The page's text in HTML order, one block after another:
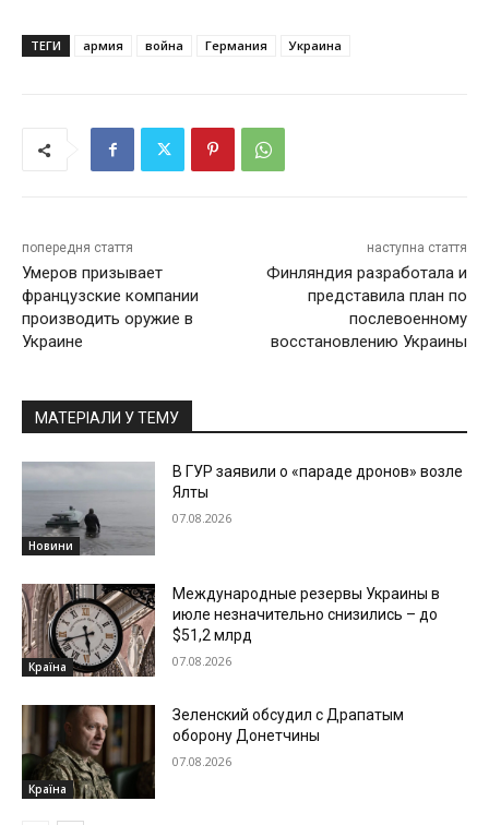
ТЕГИ армия война Германия Украина
попередня стаття
Умеров призывает
французские компании
производить оружие в
Украине
наступна стаття
Финляндия разработала и
представила план по
послевоенному
восстановлению Украины
МАТЕРІАЛИ У ТЕМУ
Новини
В ГУР заявили о «параде дронов» возле
Ялты
07.08.2026
Країна
Международные резервы Украины в
июле незначительно снизились – до
$51,2 млрд
07.08.2026
Країна
Зеленский обсудил с Драпатым
оборону Донетчины
07.08.2026